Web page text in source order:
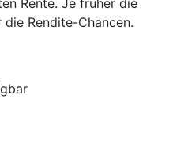
Rendite-Chancen.